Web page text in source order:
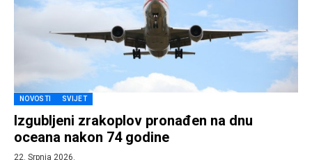
NOVOSTI SVIJET
Izgubljeni zrakoplov pronađen na dnu
oceana nakon 74 godine
22. Srpnja 2026.